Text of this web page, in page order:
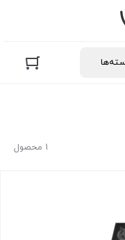
1 محصول